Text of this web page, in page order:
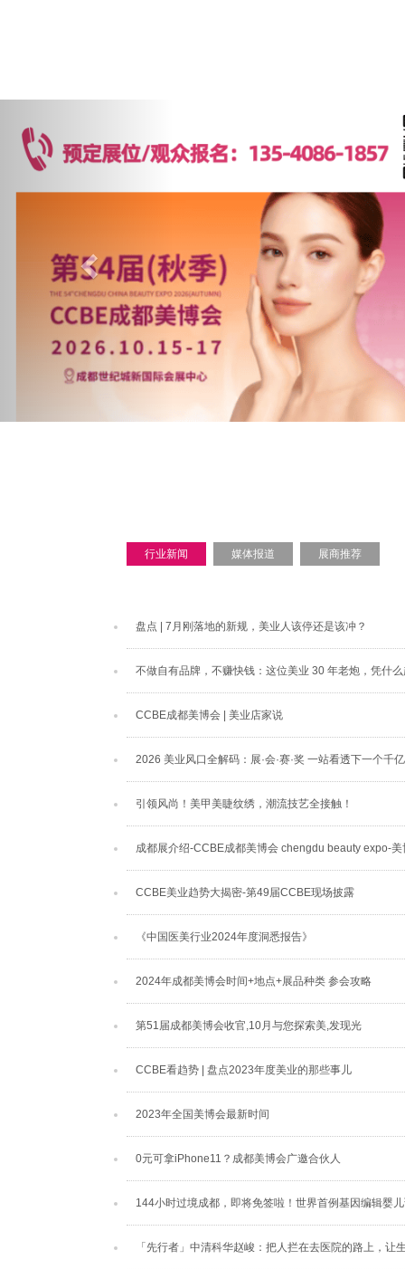
行业新闻 媒体报道 展商推荐
盘点 | 7月刚落地的新规，美业人该停还是该冲？
不做自有品牌，不赚快钱：这位美业 30 年老炮，凭什
CCBE成都美博会 | 美业店家说
2026 美业风口全解码：展·会·赛·奖 一站看透下一个千
引领风尚！美甲美睫纹绣，潮流技艺全接触！
成都展介绍-CCBE成都美博会 chengdu beauty expo-美
CCBE美业趋势大揭密-第49届CCBE现场披露
《中国医美行业2024年度洞悉报告》
2024年成都美博会时间+地点+展品种类 参会攻略
第51届成都美博会收官,10月与您探索美,发现光
CCBE看趋势 | 盘点2023年度美业的那些事儿
2023年全国美博会最新时间
0元可拿iPhone11？成都美博会广邀合伙人
144小时过境成都，即将免签啦！世界首例基因编辑婴
「先行者」中清科华赵峻：把人拦在去医院的路上，让